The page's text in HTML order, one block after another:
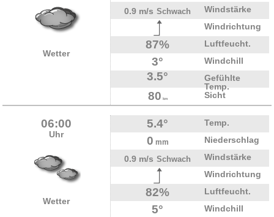
Wetter
0.9 m/s Schwach
Windstärke
Windrichtung
87% Luftfeucht.
3° Windchill
3.5°
Gefühlte
Temp.
80 km Sicht
06:00
Uhr
Wetter
5.4° Temp.
0 mm
Niederschlag
0.9 m/s Schwach
Windstärke
Windrichtung
82% Luftfeucht.
5° Windchill